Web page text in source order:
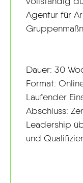
Agentur für
Dauer: 30
Format:
Laufender
Abschluss:
Leadership
und